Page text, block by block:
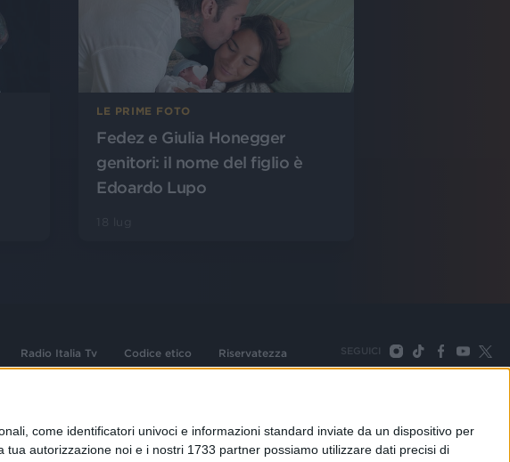
come identificatori univoci e informazioni standard inviate da un dispositivo per
tua autorizzazione noi e i nostri 1733 partner possiamo utilizzare dati precisi di
LE PRIME FOTO
Fedez e Giulia Honegger
genitori: il nome del figlio è
Edoardo Lupo
Radio Italia Tv Codice etico Riservatezza SEGUICI